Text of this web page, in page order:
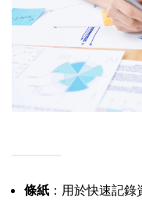
條紙 ：用於快速記錄